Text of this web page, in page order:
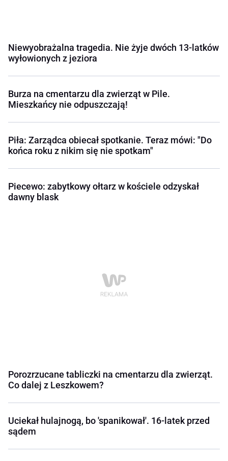
Niewyobrażalna tragedia. Nie żyje dwóch 13-latków
wyłowionych z jeziora
Burza na cmentarzu dla zwierząt w Pile.
Mieszkańcy nie odpuszczają!
Piła: Zarządca obiecał spotkanie. Teraz mówi: "Do
końca roku z nikim się nie spotkam"
Piecewo: zabytkowy ołtarz w kościele odzyskał
dawny blask
Porozrzucane tabliczki na cmentarzu dla zwierząt.
Co dalej z Leszkowem?
Uciekał hulajnogą, bo 'spanikował'. 16-latek przed
sądem